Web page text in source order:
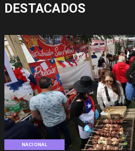
NACIONAL
DESTACADOS